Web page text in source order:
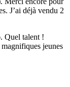
J’ai déjà vendu 2
Quel talent !
jeunes